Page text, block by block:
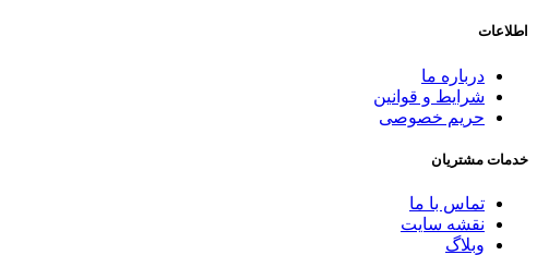
اطلاعات
درباره ما
شرایط و قوانین
حریم خصوصی
خدمات مشتریان
تماس با ما
نقشه سایت
وبلاگ